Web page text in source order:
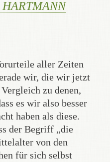
aller Zeiten
wir, die wir jetzt
zu denen,
es wir also besser
haben als diese.
der Begriff „die
von den
für sich selbst